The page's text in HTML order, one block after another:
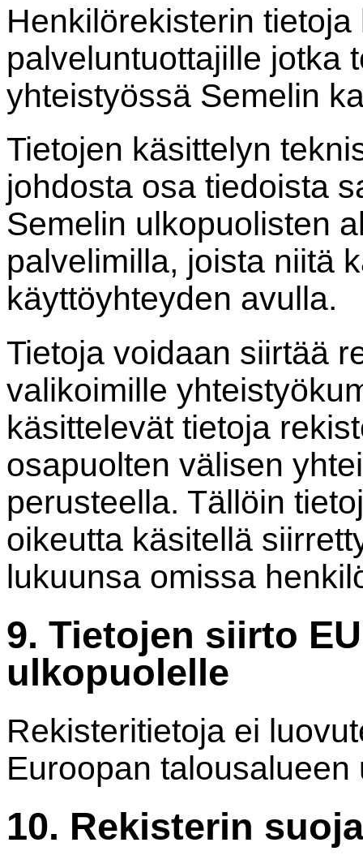
Henkilörekisterin
palveluntuottajille jotka
yhteistyössä Semelin
Tietojen käsittelyn
johdosta osa tiedoista
Semelin ulkopuolisten
palvelimilla, joista niitä
käyttöyhteyden avulla.
Tietoja voidaan siirtää
valikoimille
käsittelevät tietoja
osapuolten välisen
perusteella. Tällöin
oikeutta käsitellä
lukuunsa omissa
9. Tietojen siirto
ulkopuolelle
Rekisteritietoja ei
Euroopan talousalueen
10. Rekisterin